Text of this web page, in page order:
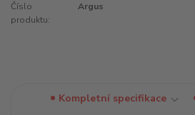
Číslo
produktu:
Argus
Kompletní specifikace